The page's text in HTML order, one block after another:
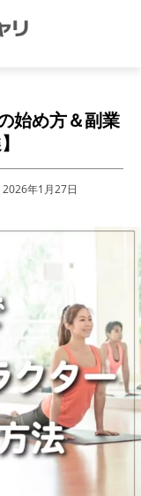
始め方＆副業
2026年1月27日